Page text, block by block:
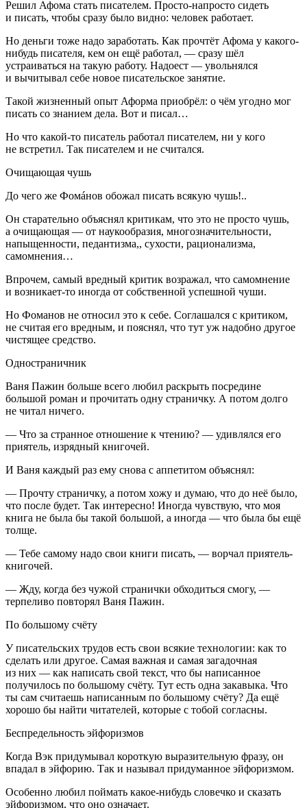
Решил Афома стать писателем. Просто-напросто сидеть
и писать, чтобы сразу было видно: человек работает.
Но деньги тоже надо заработать. Как прочтёт Афома у какого-
нибудь писателя, кем он ещё работал, — сразу шёл
устраиваться на такую работу. Надоест — увольнялся
и вычитывал себе новое писательское занятие.
Такой жизненный опыт Аформа приобрёл: о чём угодно мог
писать со знанием дела. Вот и писал…
Но что какой-то писатель работал писателем, ни у кого
не встретил. Так писателем и не считался.
Очищающая чушь
До чего же Фомáнов обожал писать всякую чушь!..
Он старательно объяснял критикам, что это не просто чушь,
а очищающая — от наукообразия, многозначительности,
напыщенности, педантизма,, сухости, рационализма,
самомнения…
Впрочем, самый вредный критик возражал, что самомнение
и возникает-то иногда от собственной успешной чуши.
Но Фоманов не относил это к себе. Соглашался с критиком,
не считая его вредным, и пояснял, что тут уж надобно другое
чистящее средство.
Одностраничник
Ваня Пажин больше всего любил раскрыть посредине
большой роман и прочитать одну страничку. А потом долго
не читал ничего.
— Что за странное отношение к чтению? — удивлялся его
приятель, изрядный книгочей.
И Ваня каждый раз ему снова с аппетитом объяснял:
— Прочту страничку, а потом хожу и думаю, что до неё было,
что после будет. Так интересно! Иногда чувствую, что моя
книга не была бы такой большой, а иногда — что была бы ещё
толще.
— Тебе самому надо свои книги писать, — ворчал приятель-
книгочей.
— Жду, когда без чужой странички обходиться смогу, —
терпеливо повторял Ваня Пажин.
По большому счёту
У писательских трудов есть свои всякие технологии: как то
сделать или другое. Самая важная и самая загадочная
из них — как написать свой текст, что бы написанное
получилось по большому счёту. Тут есть одна закавыка. Что
ты сам считаешь написанным по большому счёту? Да ещё
хорошо бы найти читателей, которые с тобой согласны.
Беспредельность эйфоризмов
Когда Вэк придумывал короткую выразительную фразу, он
впадал в эйфорию. Так и называл придуманное эйфоризмом.
Особенно любил поймать какое-нибудь словечко и сказать
эйфоризмом, что оно означает.